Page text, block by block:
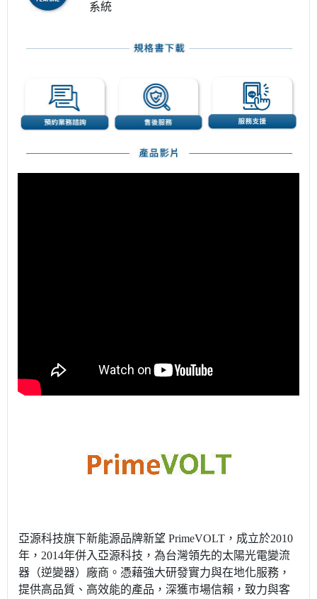
系統
亞源科技旗下新能源品牌新望 PrimeVOLT，成立於2010
年，2014年併入亞源科技，為台灣領先的太陽光電變流
器（逆變器）廠商。憑藉強大研發實力與在地化服務，
提供高品質、高效能的產品，深獲市場信賴，致力與客